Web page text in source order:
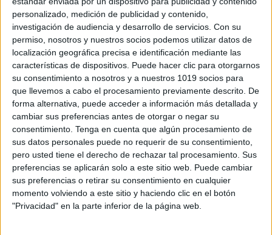
personalizado, medición de publicidad y contenido,
investigación de audiencia y desarrollo de servicios. Con su
permiso, nosotros y nuestros socios podemos utilizar datos de
localización geográfica precisa e identificación mediante las
características de dispositivos. Puede hacer clic para otorgarnos
su consentimiento a nosotros y a nuestros 1019 socios para
que llevemos a cabo el procesamiento previamente descrito. De
forma alternativa, puede acceder a información más detallada y
cambiar sus preferencias antes de otorgar o negar su
consentimiento. Tenga en cuenta que algún procesamiento de
sus datos personales puede no requerir de su consentimiento,
pero usted tiene el derecho de rechazar tal procesamiento. Sus
preferencias se aplicarán solo a este sitio web. Puede cambiar
sus preferencias o retirar su consentimiento en cualquier
momento volviendo a este sitio y haciendo clic en el botón
"Privacidad" en la parte inferior de la página web.
Cubo para pensar
Publicado el 7 febrero, 2020
Compartimos este interesantísimo recurso con todos